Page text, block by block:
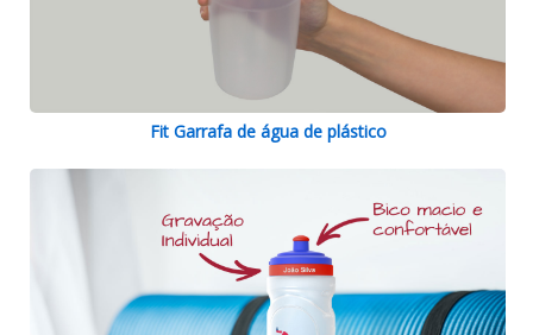
Fit Garrafa de água de plástico